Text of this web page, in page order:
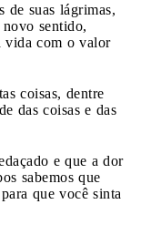
de suas lágrimas,
sentido,
vida com o valor
coisas, dentre
das coisas e das
e que a dor
sabemos que
que você sinta